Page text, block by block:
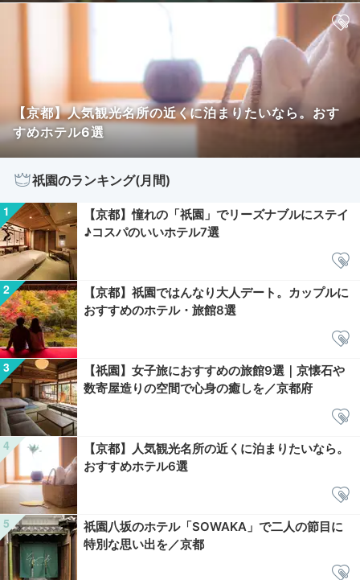
【京都】人気観光名所の近くに泊まりたいなら。おす
すめホテル6選
祇園のランキング(月間)
【京都】憧れの「祇園」でリーズナブルにステイ
♪コスパのいいホテル7選
【京都】祇園ではんなり大人デート。カップルに
おすすめのホテル・旅館8選
【祇園】女子旅におすすめの旅館9選｜京懐石や
数寄屋造りの空間で心身の癒しを／京都府
【京都】人気観光名所の近くに泊まりたいなら。
おすすめホテル6選
祇園八坂のホテル「SOWAKA」で二人の節目に
特別な思い出を／京都